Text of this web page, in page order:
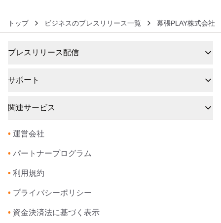
トップ ビジネスのプレスリリース一覧 幕張PLAY株式会社
プレスリリース配信
サポート
関連サービス
• 運営会社
• パートナープログラム
• 利用規約
• プライバシーポリシー
• 資金決済法に基づく表示